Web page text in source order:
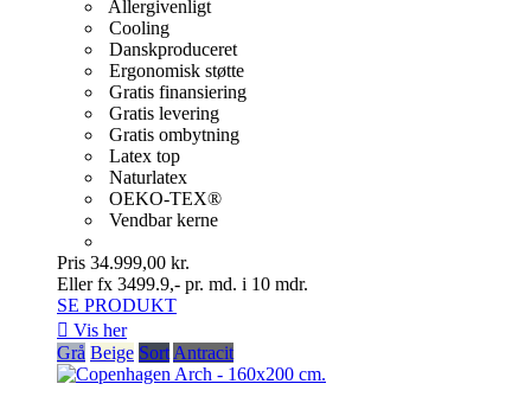
Allergivenligt
Cooling
Danskproduceret
Ergonomisk støtte
Gratis finansiering
Gratis levering
Gratis ombytning
Latex top
Naturlatex
OEKO-TEX®
Vendbar kerne
Pris 34.999,00 kr.
Eller fx 3499.9,- pr. md. i 10 mdr.
SE PRODUKT
 Vis her
Grå Beige SortAntracit